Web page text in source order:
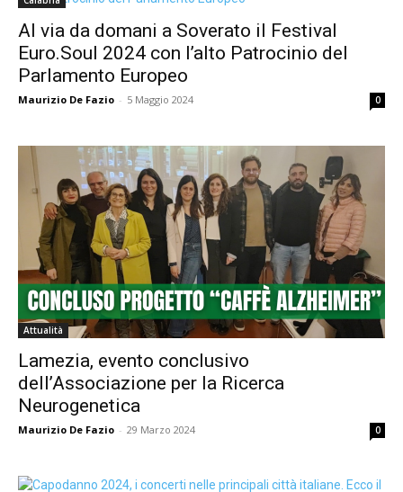
Al via da domani a Soverato il Festival
Euro.Soul 2024 con l’alto Patrocinio del
Parlamento Europeo
Maurizio De Fazio - 5 Maggio 2024 0
Attualità
Lamezia, evento conclusivo
dell’Associazione per la Ricerca
Neurogenetica
Maurizio De Fazio - 29 Marzo 2024 0